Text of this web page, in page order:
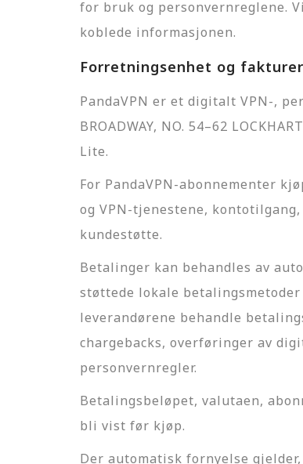
for bruk og personvernreglene.
koblede informasjonen.
Forretningsenhet og
PandaVPN er et digitalt VPN-,
BROADWAY, NO. 54–62
Lite.
For PandaVPN-abonnementer
og VPN-tjenestene,
kundestøtte.
Betalinger kan behandles av
støttede lokale
leverandørene behandle
chargebacks, overføringer av
personvernregler.
Betalingsbeløpet, valutaen,
bli vist før kjøp.
Der automatisk fornyelse